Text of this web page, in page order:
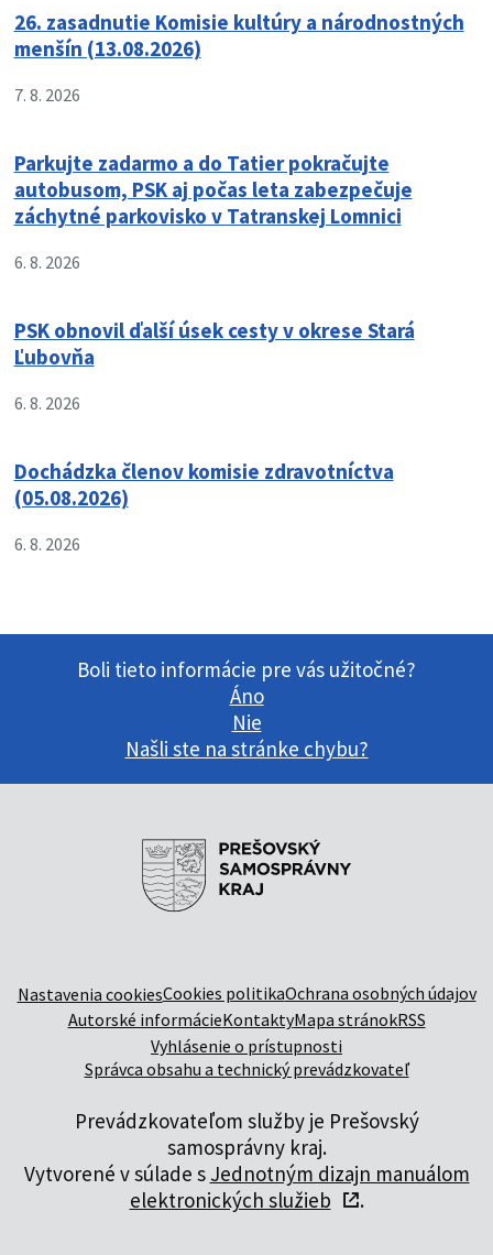
26. zasadnutie Komisie kultúry a národnostných
menšín (13.08.2026)
7. 8. 2026
Parkujte zadarmo a do Tatier pokračujte
autobusom, PSK aj počas leta zabezpečuje
záchytné parkovisko v Tatranskej Lomnici
6. 8. 2026
PSK obnovil ďalší úsek cesty v okrese Stará
Ľubovňa
6. 8. 2026
Dochádzka členov komisie zdravotníctva
(05.08.2026)
6. 8. 2026
Boli tieto informácie pre vás užitočné?
Áno
Nie
Našli ste na stránke chybu?
Nastavenia cookiesCookies politikaOchrana osobných údajov
Autorské informácieKontaktyMapa stránokRSS
Vyhlásenie o prístupnosti
Správca obsahu a technický prevádzkovateľ
Prevádzkovateľom služby je Prešovský
samosprávny kraj.
Vytvorené v súlade s Jednotným dizajn manuálom
elektronických služieb
.